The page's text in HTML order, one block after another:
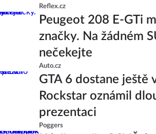
Reflex.cz
Peugeot 208 E-GTi
značky. Na žádném
nečekejte
Auto.cz
GTA 6 dostane ještě
Rockstar oznámil
prezentaci
Poggers